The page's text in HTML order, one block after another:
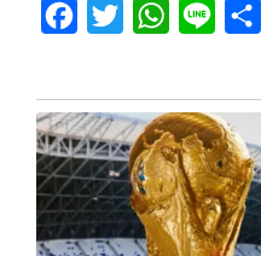
Facebook
Twitter WhatsApp
Line